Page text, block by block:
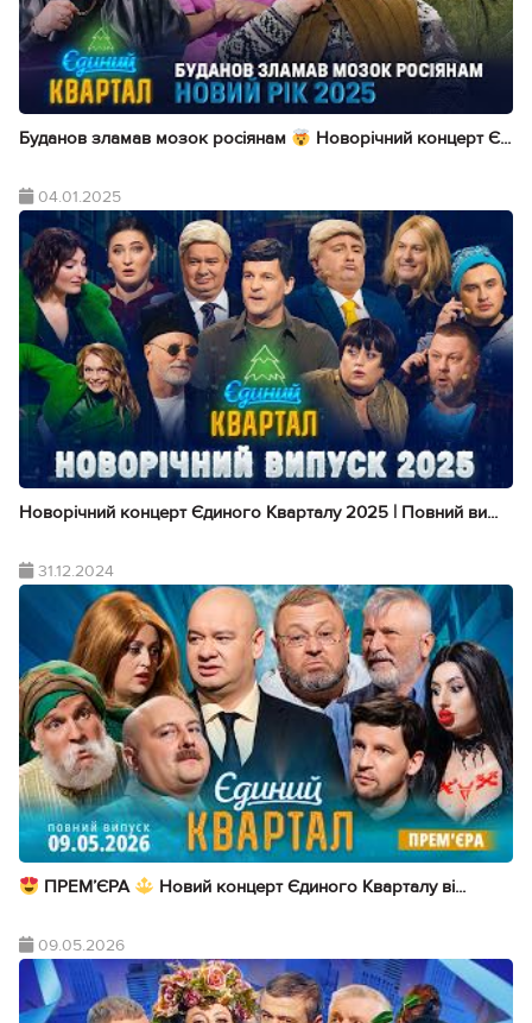
Буданов зламав мозок росіянам Новорічний концерт Є...
04.01.2025
Новорічний концерт Єдиного Кварталу 2025 | Повний ви...
31.12.2024
ПРЕМ’ЄРА Новий концерт Єдиного Кварталу ві...
09.05.2026